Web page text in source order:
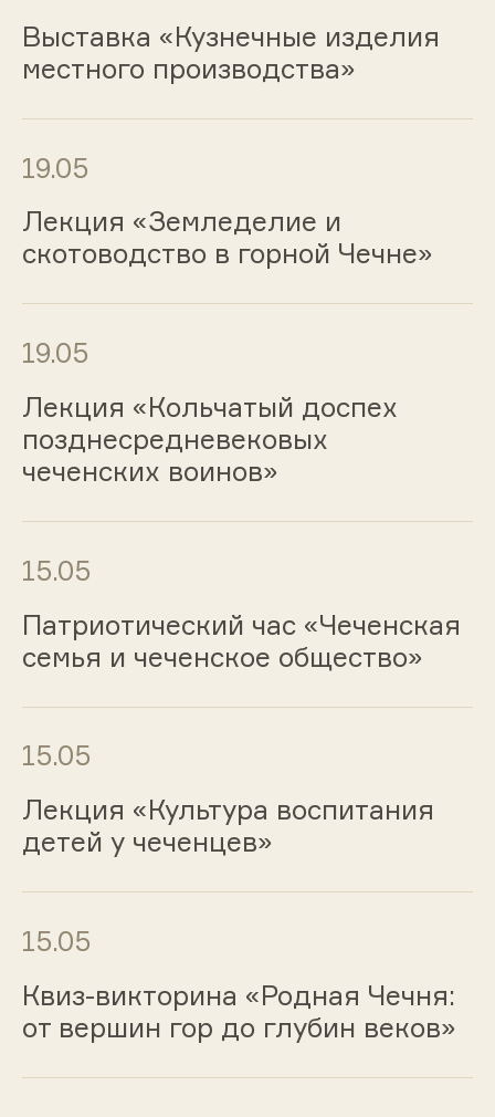
Выставка «Кузнечные изделия
местного производства»
19.05
Лекция «Земледелие и
скотоводство в горной Чечне»
19.05
Лекция «Кольчатый доспех
позднесредневековых
чеченских воинов»
15.05
Патриотический час «Чеченская
семья и чеченское общество»
15.05
Лекция «Культура воспитания
детей у чеченцев»
15.05
Квиз-викторина «Родная Чечня:
от вершин гор до глубин веков»